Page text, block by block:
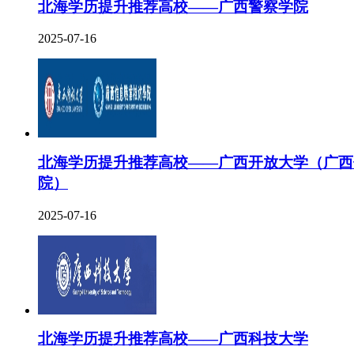
北海学历提升推荐高校——广西警察学院
2025-07-16
北海学历提升推荐高校——广西开放大学（广
院）
2025-07-16
北海学历提升推荐高校——广西科技大学